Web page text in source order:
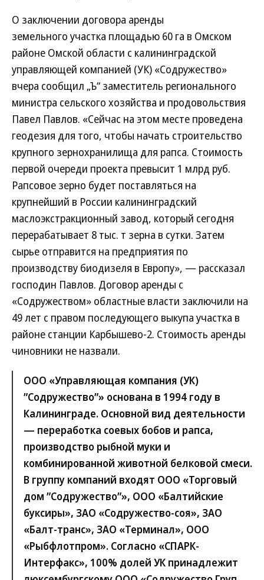
О заключении договора аренды
земельного участка площадью 60 га в Омском
районе Омской области с калининградской
управляющей компанией (УК) «Содружество»
вчера сообщил „Ъ“ заместитель регионального
министра сельского хозяйства и продовольствия
Павел Павлов. «Сейчас на этом месте проведена
геодезия для того, чтобы начать строительство
крупного зернохранилища для рапса. Стоимость
первой очереди проекта превысит 1 млрд руб.
Рапсовое зерно будет поставляться на
крупнейший в России калининградский
маслоэкстракционный завод, который сегодня
перерабатывает 8 тыс. т зерна в сутки. Затем
сырье отправится на предприятия по
производству биодизеля в Европу», — рассказал
господин Павлов. Договор аренды с
«Содружеством» областные власти заключили на
49 лет с правом последующего выкупа участка в
районе станции Карбышево-2. Стоимость аренды
чиновники не назвали.
ООО «Управляющая компания (УК)
”Содружество”» основана в 1994 году в
Калининграде. Основной вид деятельности
— переработка соевых бобов и рапса,
производство рыбной муки и
комбинированной животной белковой смеси.
В группу компаний входят ООО «Торговый
дом ”Содружество”», ООО «Балтийские
буксиры», ЗАО «Содружество-соя», ЗАО
«Балт-транс», ЗАО «Терминал», ООО
«Рыбфлотпром». Согласно «СПАРК-
Интерфакс», 100% долей УК принадлежит